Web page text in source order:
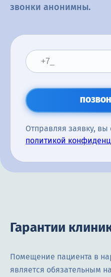
звонки анонимны.
Отправляя заявку, вы
политикой
Гарантии
Помещение пациента в
является обязательным